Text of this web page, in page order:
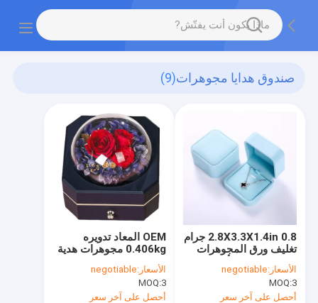
صندوق هدايا مجوهرات(9)
OEM المعاد تدويره
0.406kg مجوهرات هدية
115 × 110 مم
الأسعار:negotiable
MOQ:3
أحصل على آخر سعر
2.8X3.3X1.4in 0.8 جرام
تغليف ورق المجوهرات
المعاد تدويره الأزرق
الكرتون صناديق
المجوهرات المخملية
الأسعار:negotiable
MOQ:3
أحصل على آخر سعر